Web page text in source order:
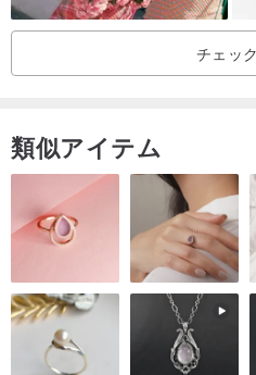
（（（便利な折りたたみ折りたた
仕様：キャップ（本体）深さ14.5
素材：綿、綿のライニング
洗濯方法：手洗い、自然乾燥（乾燥
製造方法：手作り
原産地：台湾（MIT）
チェッ
類似アイテム